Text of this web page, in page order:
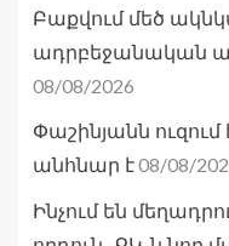
Բաքվում մեծ
ադրբեջանական
08/08/2026
Փաշինյանն ուզում
անհնար է08/08/
Ինչում են